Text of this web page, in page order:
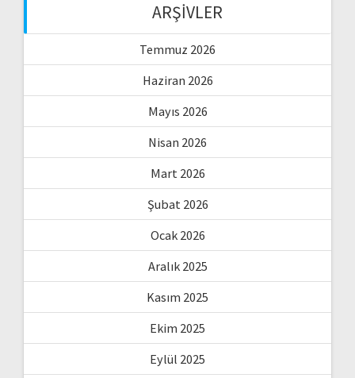
ARŞIVLER
Temmuz 2026
Haziran 2026
Mayıs 2026
Nisan 2026
Mart 2026
Şubat 2026
Ocak 2026
Aralık 2025
Kasım 2025
Ekim 2025
Eylül 2025